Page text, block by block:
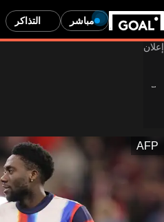
مباشر التذاكر
AFP